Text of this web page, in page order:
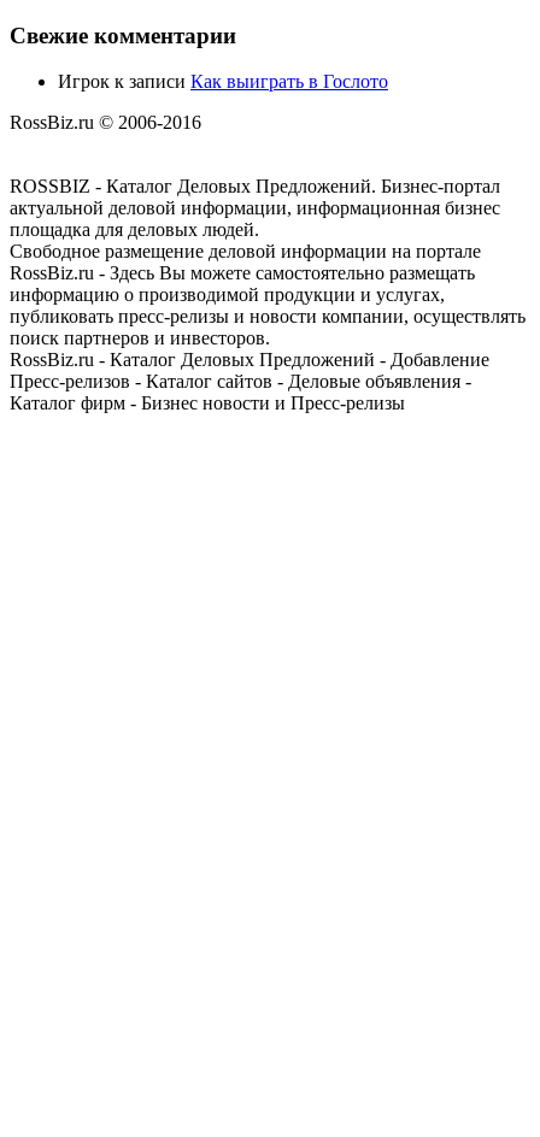
Свежие комментарии
Игрок к записи Как выиграть в Гослото
RossBiz.ru © 2006-2016
ROSSBIZ - Каталог Деловых Предложений. Бизнес-портал
актуальной деловой информации, информационная бизнес
площадка для деловых людей.
Свободное размещение деловой информации на портале
RossBiz.ru - Здесь Вы можете самостоятельно размещать
информацию о производимой продукции и услугах,
публиковать пресс-релизы и новости компании, осуществлять
поиск партнеров и инвесторов.
RossBiz.ru - Каталог Деловых Предложений - Добавление
Пресс-релизов - Каталог сайтов - Деловые объявления -
Каталог фирм - Бизнес новости и Пресс-релизы